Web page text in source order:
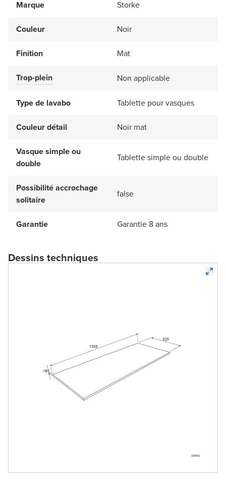
Marque Storke
Couleur Noir
Finition Mat
Trop-plein Non applicable
Type de lavabo Tablette pour vasques
Couleur détail Noir mat
Vasque simple ou
double
Tablette simple ou double
Possibilité accrochage
solitaire
false
Garantie Garantie 8 ans
Dessins techniques